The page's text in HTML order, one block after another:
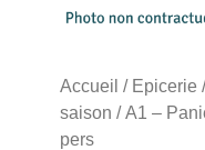
Accueil / Epicerie
saison / A1 –
pers